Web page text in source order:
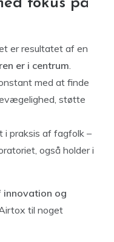
er resultatet af en
er i centrum
med at finde
støtte
i praksis af fagfolk –
også holder i
innovation og
Airtox til noget